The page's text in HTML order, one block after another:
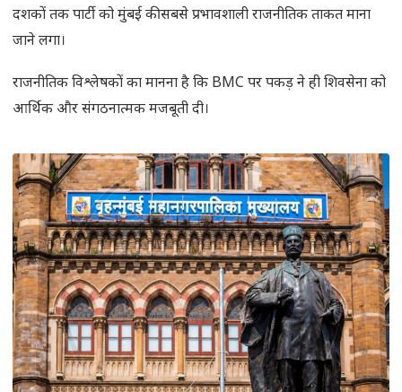
दशकों तक पार्टी को मुंबई की सबसे प्रभावशाली राजनीतिक ताकत माना
जाने लगा।
राजनीतिक विश्लेषकों का मानना है कि BMC पर पकड़ ने ही शिवसेना को
आर्थिक और संगठनात्मक मजबूती दी।